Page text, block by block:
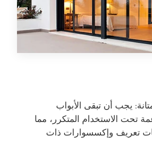
يجب أن تبقى الأبواب
تحت الاستخدام المتكرر، مما
تعريف وإكسسوارات ذات